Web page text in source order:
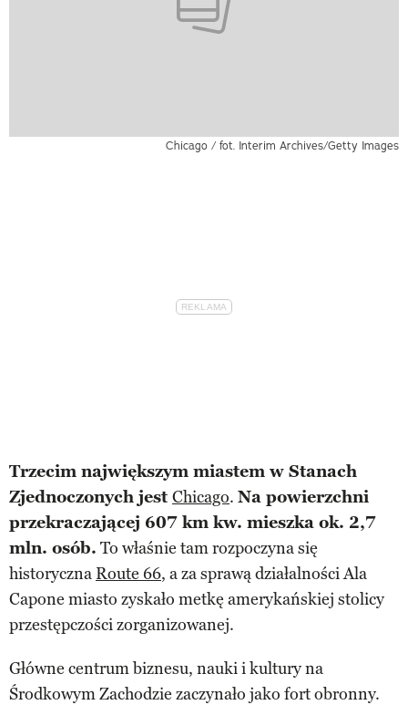
Chicago / fot. Interim Archives/Getty Images
Trzecim największym miastem w Stanach
Zjednoczonych jest Chicago. Na powierzchni
przekraczającej 607 km kw. mieszka ok. 2,7
mln. osób. To właśnie tam rozpoczyna się
historyczna Route 66, a za sprawą działalności Ala
Capone miasto zyskało metkę amerykańskiej stolicy
przestępczości zorganizowanej.
Główne centrum biznesu, nauki i kultury na
Środkowym Zachodzie zaczynało jako fort obronny.